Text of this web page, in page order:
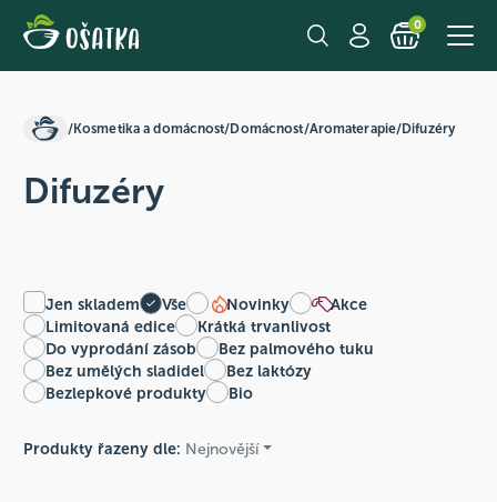
0
/Kosmetika a domácnost/Domácnost/Aromaterapie/Difuzéry
Difuzéry
Jen skladem Vše Novinky
Akce
Limitovaná edice
Krátká trvanlivost
Do vyprodání zásob
Bez palmového tuku
Bez umělých sladidel
Bez laktózy
Bezlepkové produkty
Bio
Produkty řazeny dle: Nejnovější